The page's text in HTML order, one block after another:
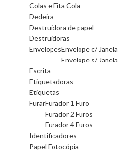
Colas e Fita Cola
Dedeira
Destruidora de papel
Destruidoras
EnvelopesEnvelope c/ Janela
Envelope s/ Janela
Escrita
Etiquetadoras
Etiquetas
FurarFurador 1 Furo
Furador 2 Furos
Furador 4 Furos
Identificadores
Papel Fotocópia